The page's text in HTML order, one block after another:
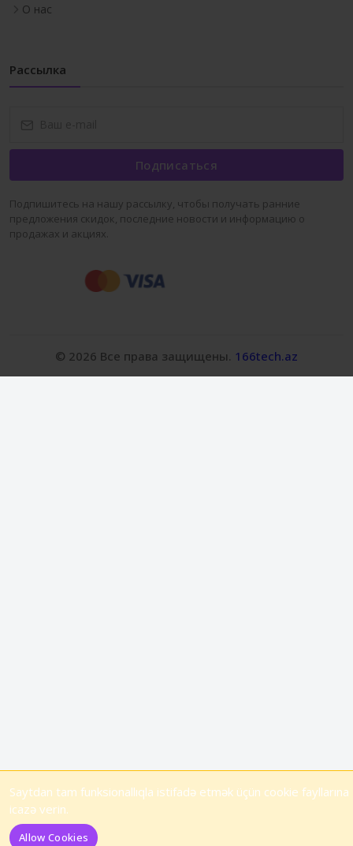
О нас
Рассылка
Подписаться
Подпишитесь на нашу рассылку, чтобы получать ранние
предложения скидок, последние новости и информацию о
продажах и акциях.
© 2026 Все права защищены. 166tech.az
Saytdan tam funksionallıqla istifadə etmək üçün cookie fayllarına
icazə verin.
Allow Cookies